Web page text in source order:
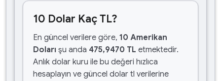
10 Dolar Kaç TL?
En güncel verilere göre, 10 Amerikan
Doları şu anda 475,9470 TL etmektedir.
Anlık dolar kuru ile bu değeri hızlıca
hesaplayın ve güncel dolar tl verilerine